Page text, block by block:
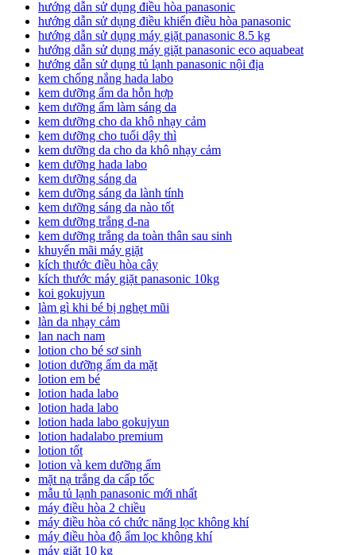
hướng dẫn sử dụng điều hòa panasonic
hướng dẫn sử dụng điều khiển điều hòa panasonic
hướng dẫn sử dụng máy giặt panasonic 8.5 kg
hướng dẫn sử dụng máy giặt panasonic eco aquabeat
hướng dẫn sử dụng tủ lạnh panasonic nội địa
kem chống nắng hada labo
kem dưỡng ẩm da hỗn hợp
kem dưỡng ẩm làm sáng da
kem dưỡng cho da khô nhạy cảm
kem dưỡng cho tuổi dậy thì
kem dưỡng da cho da khô nhạy cảm
kem dưỡng hada labo
kem dưỡng sáng da
kem dưỡng sáng da lành tính
kem dưỡng sáng da nào tốt
kem dưỡng trắng d-na
kem dưỡng trắng da toàn thân sau sinh
khuyến mãi máy giặt
kích thước điều hòa cây
kích thước máy giặt panasonic 10kg
koi gokujyun
làm gì khi bé bị nghẹt mũi
làn da nhạy cảm
lan nach nam
lotion cho bé sơ sinh
lotion dưỡng ẩm da mặt
lotion em bé
lotion hada labo
lotion hada labo
lotion hada labo gokujyun
lotion hadalabo premium
lotion tốt
lotion và kem dưỡng ẩm
mặt nạ trắng da cấp tốc
mẫu tủ lạnh panasonic mới nhất
máy điều hòa 2 chiều
máy điều hòa có chức năng lọc không khí
máy điều hòa độ ẩm lọc không khí
máy giặt 10 kg